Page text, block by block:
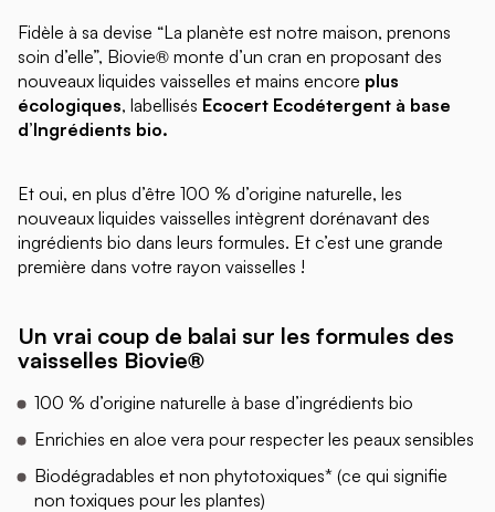
Fidèle à sa devise “La planète est notre maison, prenons
soin d’elle”, Biovie® monte d’un cran en proposant des
nouveaux liquides vaisselles et mains encore plus
écologiques, labellisés Ecocert Ecodétergent à base
d’Ingrédients bio.
Et oui, en plus d’être 100 % d’origine naturelle, les
nouveaux liquides vaisselles intègrent dorénavant des
ingrédients bio dans leurs formules. Et c’est une grande
première dans votre rayon vaisselles !
Un vrai coup de balai sur les formules des
vaisselles Biovie®
100 % d’origine naturelle à base d’ingrédients bio
Enrichies en aloe vera pour respecter les peaux sensibles
Biodégradables et non phytotoxiques* (ce qui signifie
non toxiques pour les plantes)